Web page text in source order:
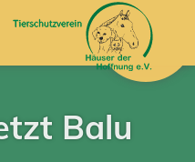
Balu